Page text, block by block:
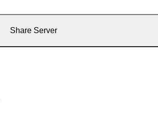
Share Server